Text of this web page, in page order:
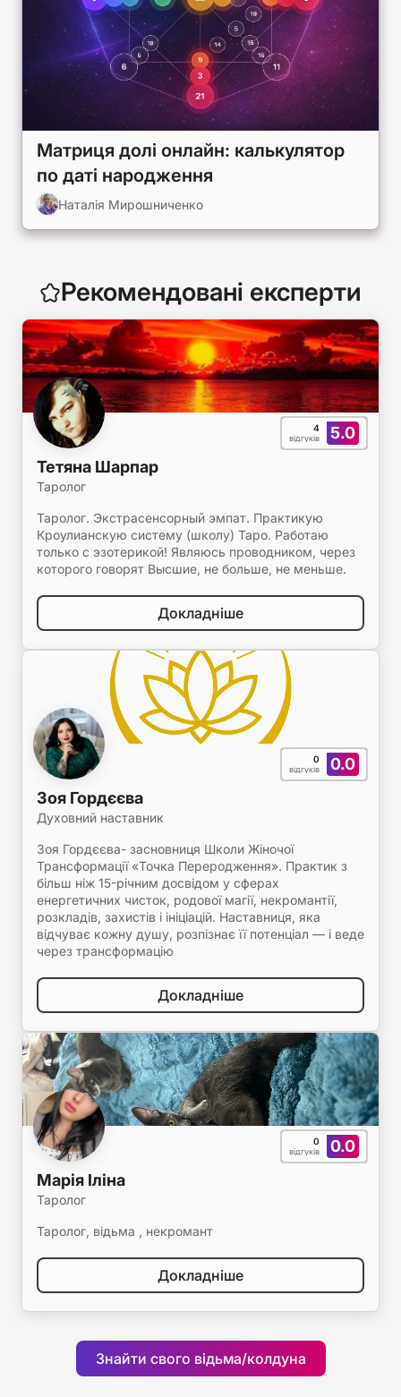
Матриця долі онлайн: калькулятор
по даті народження
Наталія Мирошниченко
Рекомендовані експерти
5.0
4
відгуків
Тетяна Шарпар
Таролог
Таролог. Экстрасенсорный эмпат. Практикую
Кроулианскую систему (школу) Таро. Работаю
только с эзотерикой! Являюсь проводником, через
которого говорят Высшие, не больше, не меньше.
Докладніше
0.0
0
відгуків
Зоя Гордєєва
Духовний наставник
Зоя Гордєєва- засновниця Школи Жіночої
Трансформації «Точка Переродження». Практик з
більш ніж 15-річним досвідом у сферах
енергетичних чисток, родової магії, некромантії,
розкладів, захистів і ініціацій. Наставниця, яка
відчуває кожну душу, розпізнає її потенціал — і веде
через трансформацію
Докладніше
0.0
0
відгуків
Марія Іліна
Таролог
Таролог, відьма , некромант
Докладніше
Знайти свого відьма/колдуна